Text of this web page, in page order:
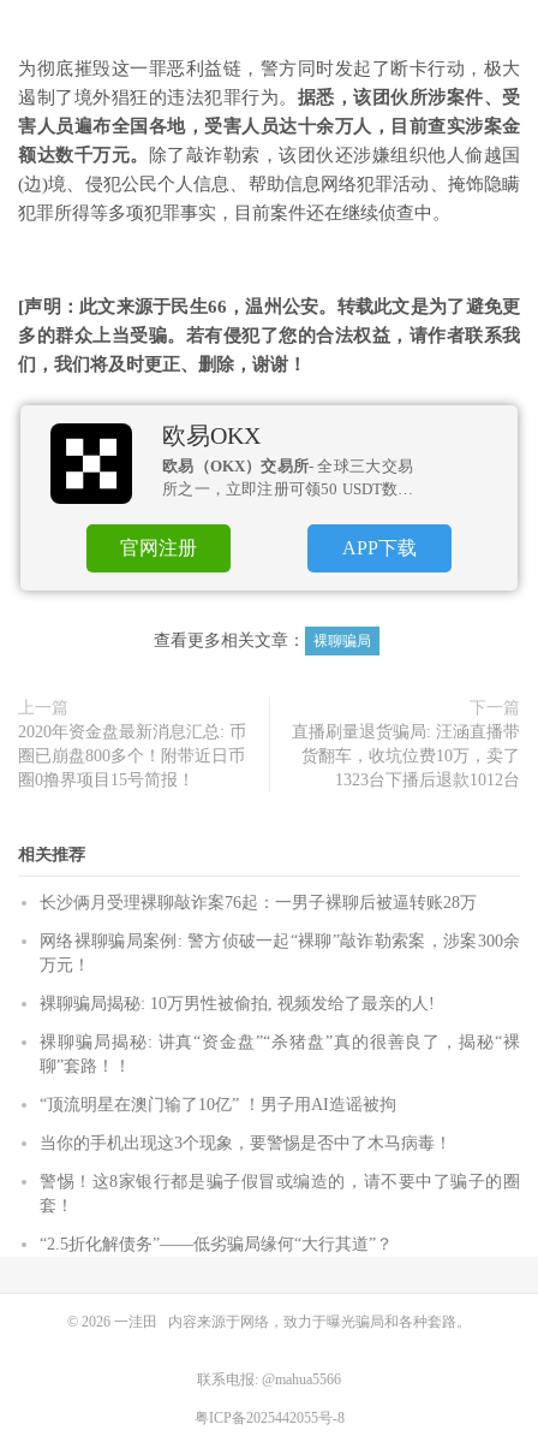
为彻底摧毁这一罪恶利益链，警方同时发起了断卡行动，极大
遏制了境外猖狂的违法犯罪行为。 据悉，该团伙所涉案件、受
害人员遍布全国各地，受害人员达十余万人，目前查实涉案金
额达数千万元。
除了敲诈勒索，该团伙还涉嫌组织他人偷越国
(边)境、侵犯公民个人信息、帮助信息网络犯罪活动、掩饰隐瞒
犯罪所得等多项犯罪事实，目前案件还在继续侦查中。
[声明： 此文来源于民生66，温州公安。 转载此文是为了避免更
多的群众上当受骗。若有侵犯了您的合法权益，请作者联系我
们，我们将及时更正、删除，谢谢！
欧易OKX
欧易（OKX）交易所- 全球三大交易
所之一，立即注册可领50 USDT数币
官网注册 APP下载
查看更多相关文章： 裸聊骗局
上一篇
2020年资金盘最新消息汇总: 币
圈已崩盘800多个！附带近日币
圈0撸界项目15号简报！
下一篇
直播刷量退货骗局: 汪涵直播带
货翻车，收坑位费10万，卖了
1323台下播后退款1012台
相关推荐
长沙俩月受理裸聊敲诈案76起：一男子裸聊后被逼转账28万
网络裸聊骗局案例: 警方侦破一起“裸聊”敲诈勒索案，涉案300余
万元！
裸聊骗局揭秘: 10万男性被偷拍, 视频发给了最亲的人!
裸聊骗局揭秘: 讲真“资金盘”“杀猪盘”真的很善良了，揭秘“裸
聊”套路！！
“顶流明星在澳门输了10亿” ！男子用AI造谣被拘
当你的手机出现这3个现象，要警惕是否中了木马病毒！
警惕！这8家银行都是骗子假冒或编造的，请不要中了骗子的圈
套！
“2.5折化解债务”——低劣骗局缘何“大行其道”？
© 2026 一洼田 内容来源于网络，致力于曝光骗局和各种套路。
联系电报: @mahua5566
粤ICP备2025442055号-8